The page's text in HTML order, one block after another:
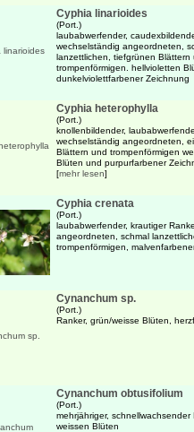
Cyphia linarioides
(Port.)
laubabwerfender,
wechselständig angeordneten,
lanzettlichen, tiefgrünen Blättern
trompenförmigen. hellvioletten
dunkelviolettfarbener Zeichnung
Cyphia heterophylla
(Port.)
knollenbildender,
wechselständig angeordneten,
Blättern und trompenförmigen
Blüten und purpurfarbener
[mehr lesen]
Cyphia crenata
(Port.)
laubabwerfender, krautiger
angeordneten, schmal
trompenförmigen,
Cynanchum sp.
(Port.)
Ranker, grün/weisse Blüten,
Cynanchum obtusifolium
(Port.)
mehrjähriger,
weissen Blüten